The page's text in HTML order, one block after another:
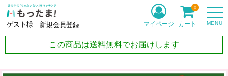
ゲスト様 新規会員登録 MENU
マイページ カート
0
この商品は送料無料でお届けします